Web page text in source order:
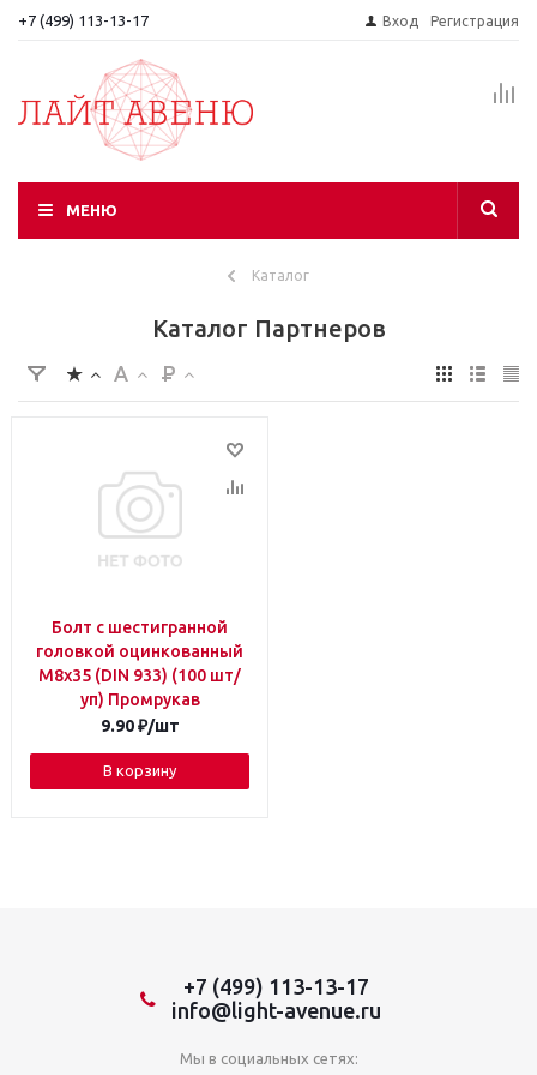
+7 (499) 113-13-17 Вход Регистрация
МЕНЮ
Каталог
Каталог Партнеров
Болт с шестигранной
головкой оцинкованный
М8х35 (DIN 933) (100 шт/
уп) Промрукав
9.90₽/шт
В корзину
+7 (499) 113-13-17
info@light-avenue.ru
Мы в социальных сетях: